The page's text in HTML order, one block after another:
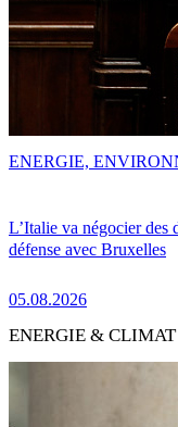
L’Italie va négocier des
défense avec Bruxelles
05.08.2026
ENERGIE,
ENERGIE & CLIMAT